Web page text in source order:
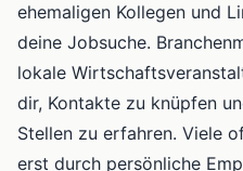
ehemaligen Kollegen und
deine Jobsuche.
lokale
dir, Kontakte zu knüpfen
Stellen zu erfahren. Viele
erst durch persönliche